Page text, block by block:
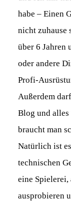
habe – Einen
nicht zuhause
über 6 Jahren
oder andere
Profi-
Außerdem
Blog und alles
braucht man
Natürlich ist
technischen
eine Spielerei,
ausprobieren